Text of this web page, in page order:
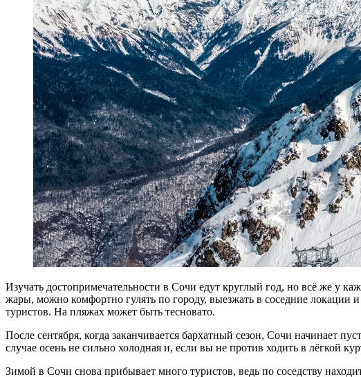
Изучать достопримечательности в Сочи едут круглый год, но всё же у
жары, можно комфортно гулять по городу, выезжать в соседние
туристов. На пляжах может быть тесновато.
После сентября, когда заканчивается бархатный сезон, Сочи начинает
случае осень не сильно холодная и, если вы не против ходить в лёгкой
Зимой в Сочи снова прибывает много туристов, ведь по соседству